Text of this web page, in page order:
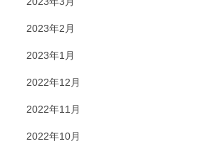
2023年2月
2023年1月
2022年12月
2022年11月
2022年10月